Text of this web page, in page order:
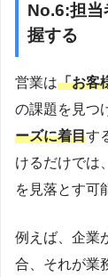
No.6:担当
握する
営業は「お客
の課題を見つ
ーズに着目す
けるだけでは
を見落とす可
例えば、企業
合、それが業